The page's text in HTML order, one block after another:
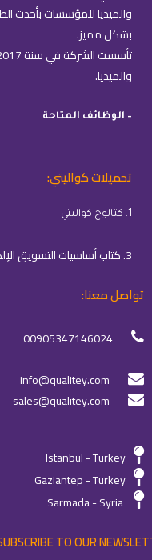
والميديا للمؤسسات بأحدث
بشكل مميز.
والميديا.
– الوظائف المتاحة
تحميلات كواليتي:
1. كتالوج كواليتي
3. كتاب أساسيات التسويق الإلكتروني
تواصل معنا:
00905347146024
info@qualitey.com
sales@qualitey.com
Istanbul - Turkey
Gaziantep - Turkey
Sarmada - Syria
TO OUR